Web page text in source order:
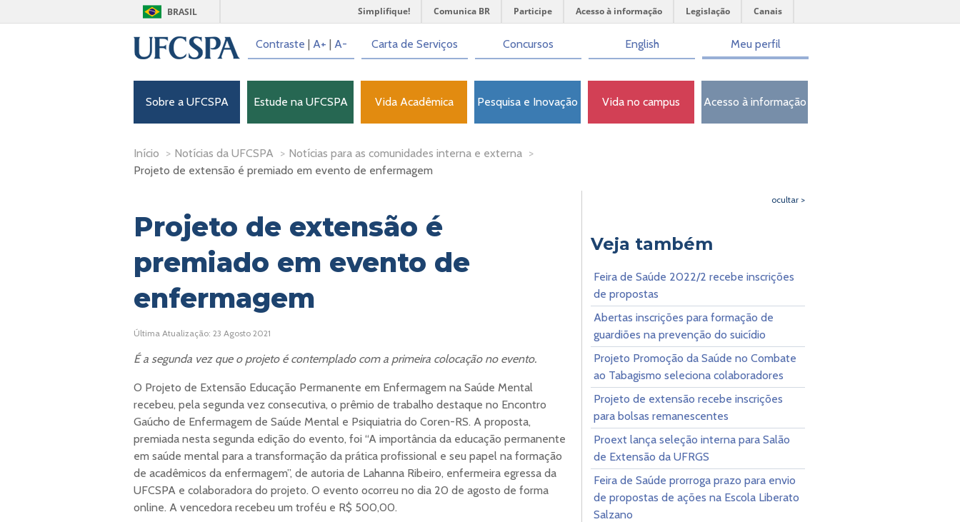
BRASIL Simplifique! Comunica BR Participe Acesso à informação Legislação Canais
Contraste | A+ | A- Carta de Serviços Concursos English Meu perfil
Sobre a UFCSPA Estude na UFCSPA Vida Acadêmica Pesquisa e Inovação Vida no campus Acesso à informação
Início > Notícias da UFCSPA > Notícias para as comunidades interna e externa >
Projeto de extensão é premiado em evento de enfermagem
Projeto de extensão é
premiado em evento de
enfermagem
Última Atualização: 23 Agosto 2021
É a segunda vez que o projeto é contemplado com a primeira colocação no evento.
O Projeto de Extensão Educação Permanente em Enfermagem na Saúde Mental
recebeu, pela segunda vez consecutiva, o prêmio de trabalho destaque no Encontro
Gaúcho de Enfermagem de Saúde Mental e Psiquiatria do Coren-RS. A proposta,
premiada nesta segunda edição do evento, foi “A importância da educação permanente
em saúde mental para a transformação da prática profissional e seu papel na formação
de acadêmicos da enfermagem”, de autoria de Lahanna Ribeiro, enfermeira egressa da
UFCSPA e colaboradora do projeto. O evento ocorreu no dia 20 de agosto de forma
online. A vencedora recebeu um troféu e R$ 500,00.
ocultar >
Veja também
Feira de Saúde 2022/2 recebe inscrições
de propostas
Abertas inscrições para formação de
guardiões na prevenção do suicídio
Projeto Promoção da Saúde no Combate
ao Tabagismo seleciona colaboradores
Projeto de extensão recebe inscrições
para bolsas remanescentes
Proext lança seleção interna para Salão
de Extensão da UFRGS
Feira de Saúde prorroga prazo para envio
de propostas de ações na Escola Liberato
Salzano